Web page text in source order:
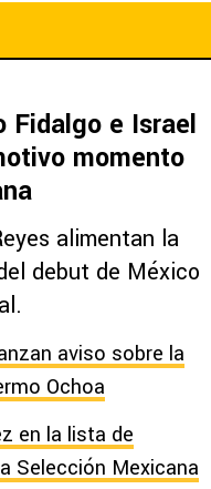
Fidalgo e Israel
momento
alimentan la
debut de México
aviso sobre la
Ochoa
en la lista de
Selección Mexicana